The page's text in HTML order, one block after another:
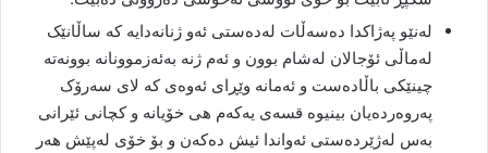
لەنێو پەژاکدا دەسەڵات لەدەستی ئەو ژنانەدایە کە ساڵانێک
لەماڵی ئۆجالان لەشام بوون و ئەم ژنە بەئەزموونانە بوونەتە
چینێکی باڵادەست و ئەمانە وێڕای ئەوەی کە لای سەرۆک
پەروەردەیان بینیوە قسەی یەکەم هی خۆیانە و کچانی ئێرانی
بەس لەژێردەستی ئەواندا ئیش دەکەن و بۆ خۆی لەپێش هەر